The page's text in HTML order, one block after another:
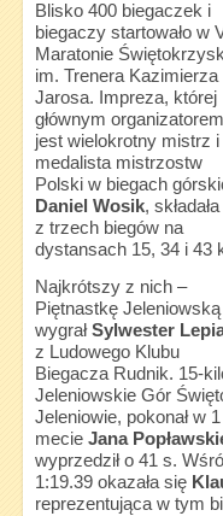
Blisko 400 biegaczek i
biegaczy startowało w
Maratonie
im. Trenera Kazimierza
Jarosa. Impreza, której
głównym organizatorem
jest wielokrotny mistrz i
medalista mistrzostw
Polski w biegach
Daniel Wosik,
z trzech biegów na
dystansach 15, 34 i 43
Najkrótszy z nich –
Piętnastkę
wygrałSylwester
z Ludowego Klubu
Biegacza Rudnik. 15-
Jeleniowskie Gór
Jeleniowie, pokonał w
mecie Jana
wyprzedził o 41 s.
1:19.39 okazała się
reprezentująca w tym